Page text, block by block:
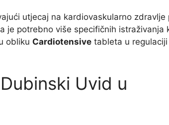
utjecaj na kardiovaskularno zdravlje
je potrebno više specifičnih istraživanja
obliku Cardiotensive tableta u regulaciji
Uvid u